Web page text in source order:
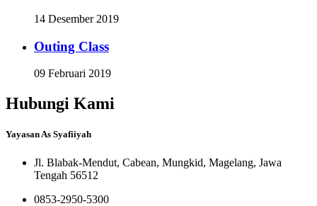
14 Desember 2019
Outing Class
09 Februari 2019
Hubungi Kami
Yayasan As Syafiiyah
Jl. Blabak-Mendut, Cabean, Mungkid, Magelang, Jawa
Tengah 56512
0853-2950-5300